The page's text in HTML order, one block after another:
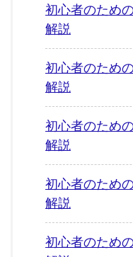
初心者のため
解説
初心者のため
解説
初心者のため
解説
初心者のため
解説
初心者のため